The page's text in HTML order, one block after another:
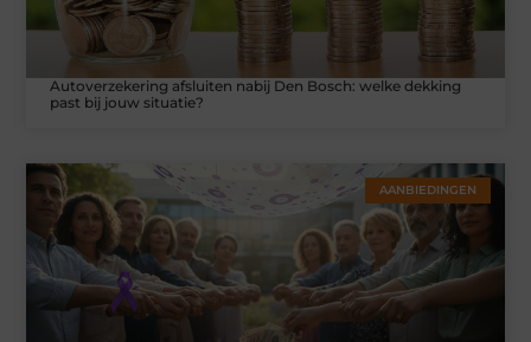
Autoverzekering afsluiten nabij Den Bosch: welke dekking
past bij jouw situatie?
AANBIEDINGEN